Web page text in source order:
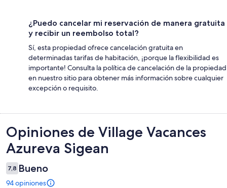
¿Puedo cancelar mi reservación de manera gratuita
y recibir un reembolso total?
Sí, esta propiedad ofrece cancelación gratuita en
determinadas tarifas de habitación, ¡porque la flexibilidad es
importante! Consulta la política de cancelación de la propiedad
en nuestro sitio para obtener más información sobre cualquier
excepción o requisito.
Opiniones
Opiniones de Village Vacances
Azureva Sigean
7,8 Bueno
94 opiniones